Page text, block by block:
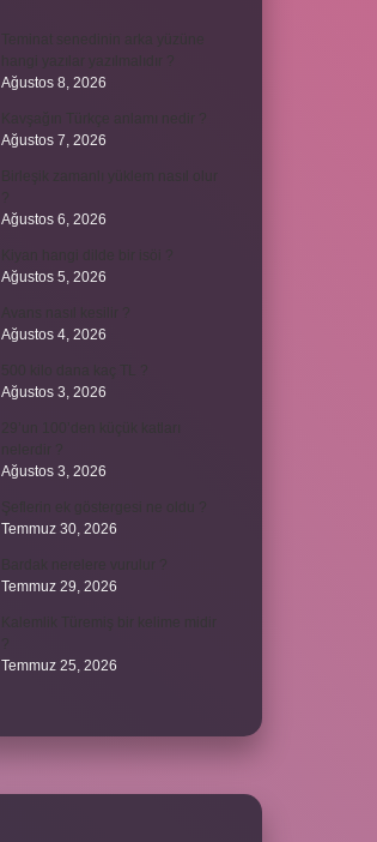
Ağustos 8, 2026
Ağustos 7, 2026
Ağustos 6, 2026
Ağustos 5, 2026
Ağustos 4, 2026
Ağustos 3, 2026
Ağustos 3, 2026
Temmuz 30, 2026
Temmuz 29, 2026
Temmuz 25, 2026